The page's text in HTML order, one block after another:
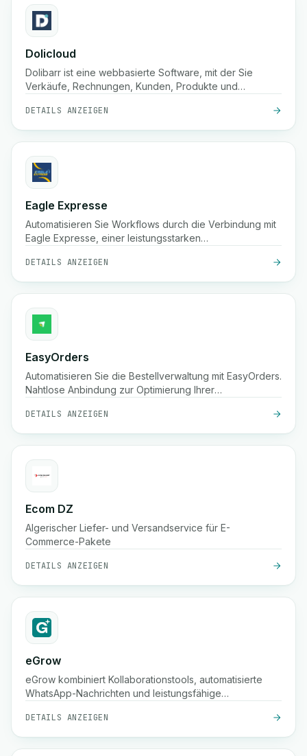
Dolicloud
Dolibarr ist eine webbasierte Software, mit der Sie
Verkäufe, Rechnungen, Kunden, Produkte und
DETAILS ANZEIGEN
Eagle Expresse
Automatisieren Sie Workflows durch die Verbindung mit
Eagle Expresse, einer leistungsstarken
DETAILS ANZEIGEN
EasyOrders
Automatisieren Sie die Bestellverwaltung mit EasyOrders.
Nahtlose Anbindung zur Optimierung Ihrer
DETAILS ANZEIGEN
Ecom DZ
Algerischer Liefer- und Versandservice für E-
Commerce-Pakete
DETAILS ANZEIGEN
eGrow
eGrow kombiniert Kollaborationstools, automatisierte
WhatsApp-Nachrichten und leistungsfähige
Commerce-Unternehmen dabei zu helfen zu wachsen,
Kunden zu binden und den Betrieb nahtlos zu
verwalten.
DETAILS ANZEIGEN